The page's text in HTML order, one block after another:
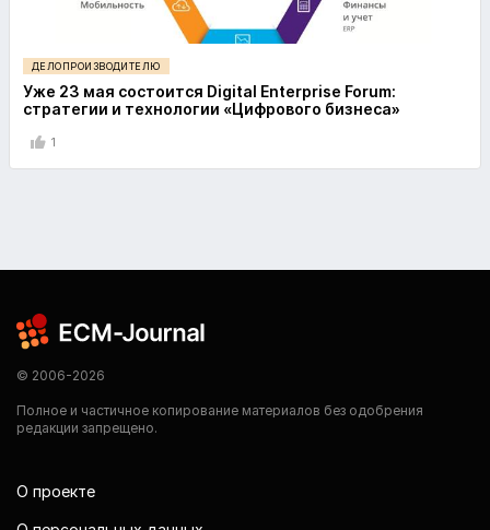
ДЕЛОПРОИЗВОДИТЕЛЮ
Уже 23 мая состоится Digital Enterprise Forum:
стратегии и технологии «Цифрового бизнеса»
1
© 2006-2026
Полное и частичное копирование материалов без одобрения
редакции запрещено.
О проекте